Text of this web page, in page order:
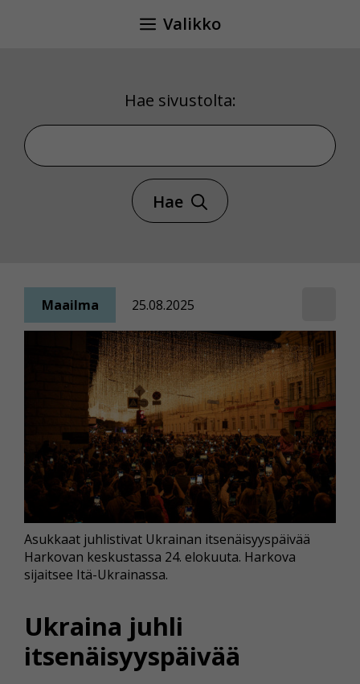
Valikko
Hae sivustolta:
Hae sivustolta
Hae
Maailma 25.08.2025
Ukraina juhli
itsenäisyyspäivää
Asukkaat juhlistivat Ukrainan itsenäisyyspäivää
Harkovan keskustassa 24. elokuuta. Harkova
sijaitsee Itä-Ukrainassa.